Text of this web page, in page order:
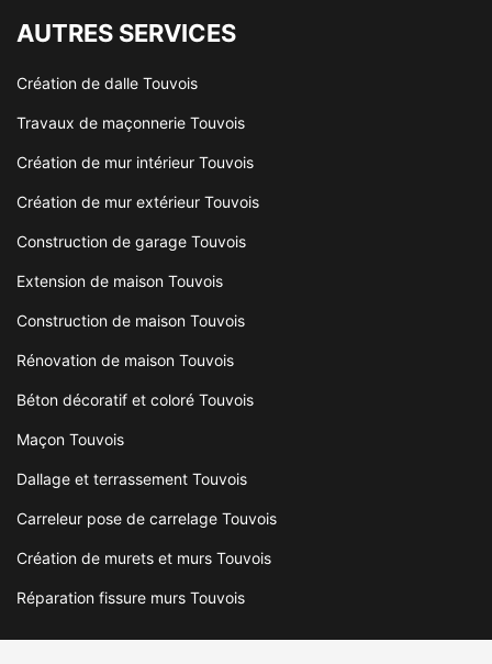
AUTRES SERVICES
Création de dalle Touvois
Travaux de maçonnerie Touvois
Création de mur intérieur Touvois
Création de mur extérieur Touvois
Construction de garage Touvois
Extension de maison Touvois
Construction de maison Touvois
Rénovation de maison Touvois
Béton décoratif et coloré Touvois
Maçon Touvois
Dallage et terrassement Touvois
Carreleur pose de carrelage Touvois
Création de murets et murs Touvois
Réparation fissure murs Touvois